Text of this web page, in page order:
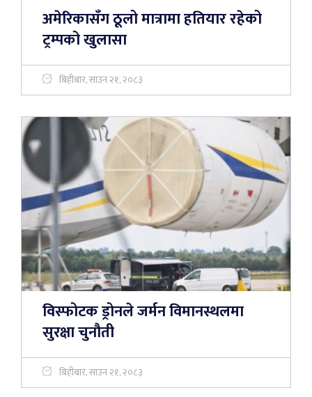
अमेरिकासँग ठूलो मात्रामा हतियार रहेको
ट्रम्पको खुलासा
बिहीबार, साउन २१, २०८३
विस्फोटक ड्रोनले जर्मन विमानस्थलमा
सुरक्षा चुनौती
बिहीबार, साउन २१, २०८३